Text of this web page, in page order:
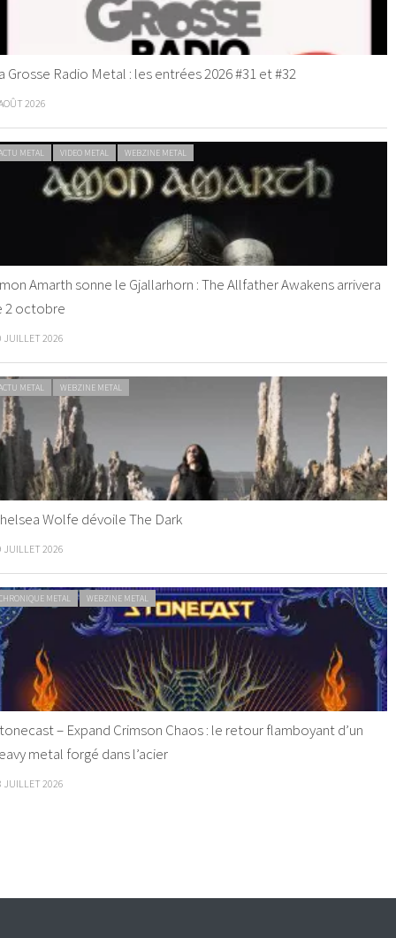
Grosse Radio Metal : les entrées 2026 #31 et #32
2026
METAL VIDEO METAL WEBZINE METAL
Amarth sonne le Gjallarhorn : The Allfather Awakens arrivera
2 octobre
JUILLET 2026
METAL WEBZINE METAL
Wolfe dévoile The Dark
JUILLET 2026
METAL WEBZINE METAL
– Expand Crimson Chaos : le retour flamboyant d’un
metal forgé dans l’acier
JUILLET 2026